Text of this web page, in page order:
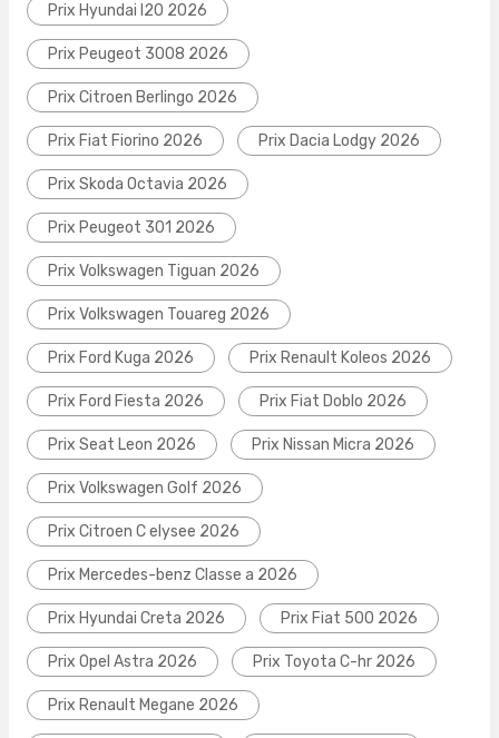
Prix Hyundai I20 2026
Prix Peugeot 3008 2026
Prix Citroen Berlingo 2026
Prix Fiat Fiorino 2026 Prix Dacia Lodgy 2026
Prix Skoda Octavia 2026
Prix Peugeot 301 2026
Prix Volkswagen Tiguan 2026
Prix Volkswagen Touareg 2026
Prix Ford Kuga 2026 Prix Renault Koleos 2026
Prix Ford Fiesta 2026 Prix Fiat Doblo 2026
Prix Seat Leon 2026 Prix Nissan Micra 2026
Prix Volkswagen Golf 2026
Prix Citroen C elysee 2026
Prix Mercedes-benz Classe a 2026
Prix Hyundai Creta 2026 Prix Fiat 500 2026
Prix Opel Astra 2026 Prix Toyota C-hr 2026
Prix Renault Megane 2026